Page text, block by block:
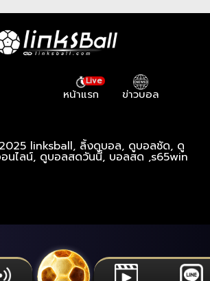
ข่าวบอล
Live
หน้าแรก
linksball, ลิ้งดูบอล, ดูบอลชัด, ดู
นไลน์, ดูบอลสดวันนี้, บอลสด ,s65win